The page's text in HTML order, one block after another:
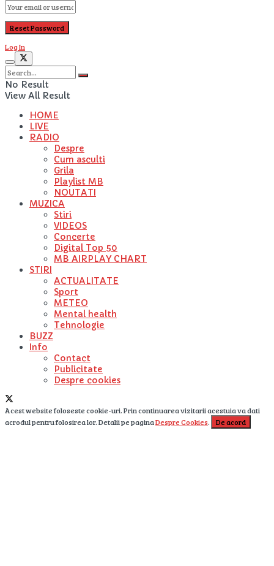
Log In
No Result
View All Result
HOME
LIVE
RADIO
Despre
Cum asculti
Grila
Playlist MB
NOUTATI
MUZICA
Stiri
VIDEOS
Concerte
Digital Top 50
MB AIRPLAY CHART
STIRI
ACTUALITATE
Sport
METEO
Mental health
Tehnologie
BUZZ
Info
Contact
Publicitate
Despre cookies
Acest website foloseste cookie-uri. Prin continuarea vizitarii acestuia va dati
acrodul pentru folosirea lor. Detalii pe paginaDespre Cookies. De acord